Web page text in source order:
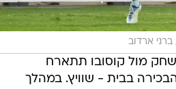
ברני ארדוב
מול קוסובו תתארח
בבית - שוויץ. במהלך